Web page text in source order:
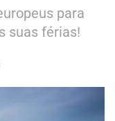
para
suas férias!